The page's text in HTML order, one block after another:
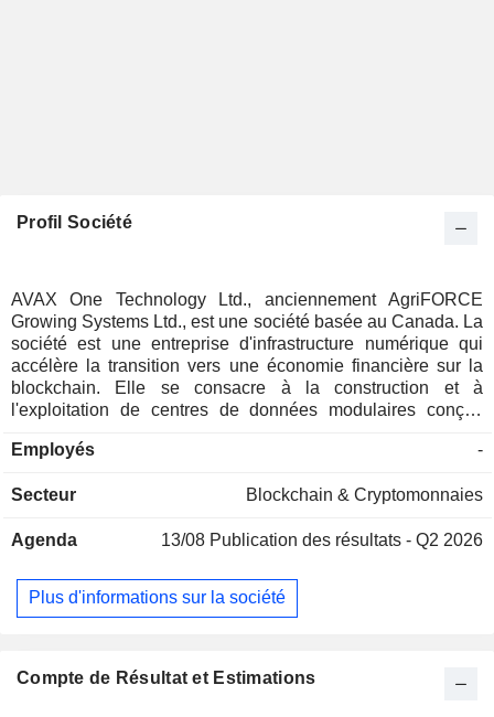
Profil Société
AVAX One Technology Ltd., anciennement AgriFORCE
Growing Systems Ltd., est une société basée au Canada. La
société est une entreprise d'infrastructure numérique qui
accélère la transition vers une économie financière sur la
blockchain. Elle se consacre à la construction et à
l'exploitation de centres de données modulaires conçus
travail liées à l'intelligence artificielle (IA) et au calcul haute
société met en œuvre une stratégie de gestion de trésorerie
jetons AVAX et à générer des rendements par le biais du
blockchain.
Employés -
Secteur Blockchain & Cryptomonnaies
Agenda 13/08 Publication des résultats - Q2 2026
Plus d'informations sur la société
Compte de Résultat et Estimations